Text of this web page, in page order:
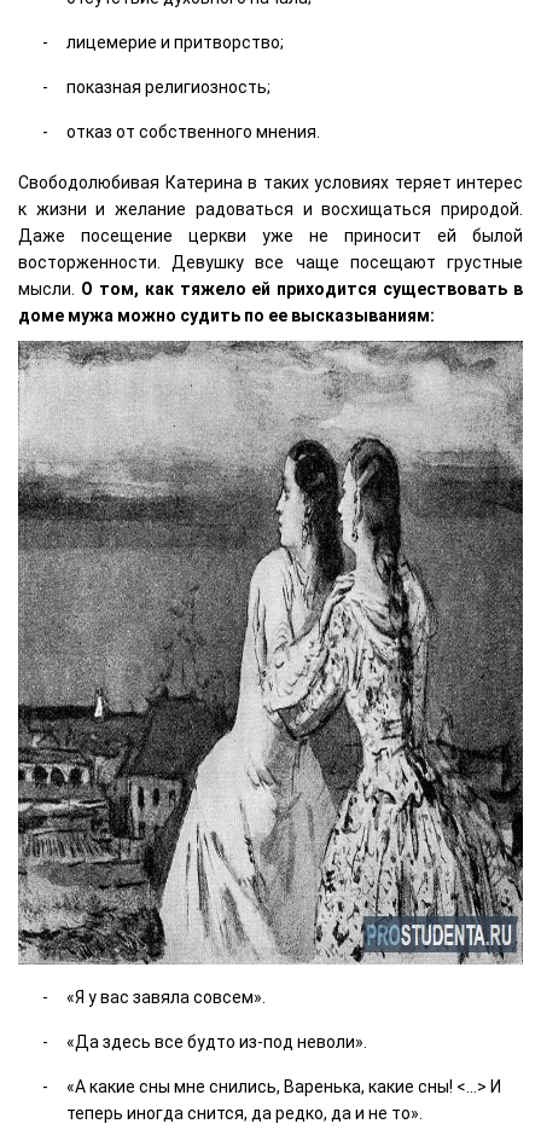
лицемерие и притворство;
показная религиозность;
отказ от собственного мнения.
Свободолюбивая Катерина в таких условиях теряет интерес
к жизни и желание радоваться и восхищаться природой.
Даже посещение церкви уже не приносит ей былой
восторженности. Девушку все чаще посещают грустные
мысли. О том, как тяжело ей приходится существовать в
доме мужа можно судить по ее высказываниям:
«Я у вас завяла совсем».
«Да здесь все будто из-под неволи».
«А какие сны мне снились, Варенька, какие сны! <…> И
теперь иногда снится, да редко, да и не то».